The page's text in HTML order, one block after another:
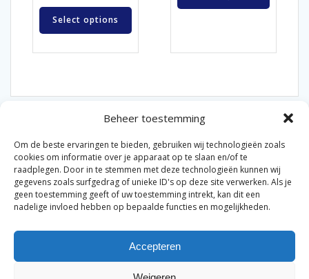
Beheer toestemming
Om de beste ervaringen te bieden, gebruiken wij technologieën zoals
cookies om informatie over je apparaat op te slaan en/of te
raadplegen. Door in te stemmen met deze technologieën kunnen wij
gegevens zoals surfgedrag of unieke ID's op deze site verwerken. Als je
geen toestemming geeft of uw toestemming intrekt, kan dit een
nadelige invloed hebben op bepaalde functies en mogelijkheden.
Accepteren
Select options
© 2026 Van der Bel Las en Radiateurenbedrijf.
Privacyverklaring|Cookiebeleid|Retourbeleid|
Algemene voorwaarden voor consumenten
algemene voorwaarden
Disclaimer